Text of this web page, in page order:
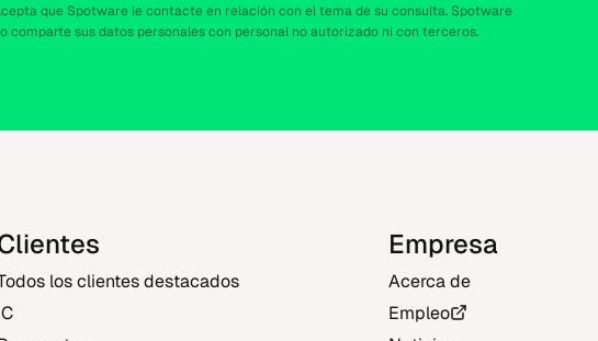
que Spotware le contacte en relación con el tema de su consulta. Spotware
comparte sus datos personales con personal no autorizado ni con terceros.
los clientes destacados
Empresa
Acerca de
Empleo